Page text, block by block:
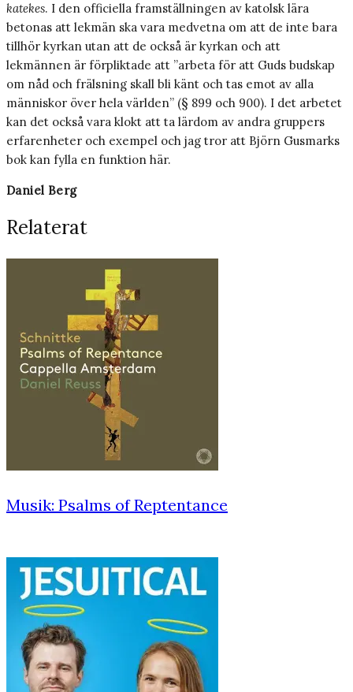
katekes. I den officiella framställningen av katolsk lära
betonas att lekmän ska vara medvetna om att de inte bara
tillhör kyrkan utan att de också är kyrkan och att
lekmännen är förpliktade att ”arbeta för att Guds budskap
om nåd och frälsning skall bli känt och tas emot av alla
människor över hela världen” (§ 899 och 900). I det arbetet
kan det också vara klokt att ta lärdom av andra gruppers
erfarenheter och exempel och jag tror att Björn ­Gusmarks
bok kan fylla en funktion här.
Daniel Berg
Relaterat
Musik: Psalms of Reptentance